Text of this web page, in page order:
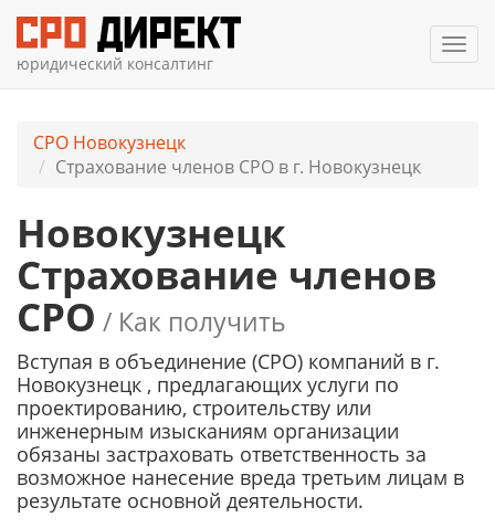
юридический консалтинг
СРО Новокузнецк
Страхование членов СРО в г. Новокузнецк
Новокузнецк
Страхование членов
СРО / Как получить
Вступая в объединение (СРО) компаний в г.
Новокузнецк , предлагающих услуги по
проектированию, строительству или
инженерным изысканиям организации
обязаны застраховать ответственность за
возможное нанесение вреда третьим лицам в
результате основной деятельности.